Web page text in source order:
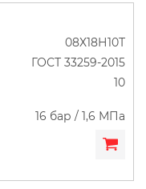
08Х18Н10Т
ГОСТ 33259-2015
10
16 бар / 1,6 МПа